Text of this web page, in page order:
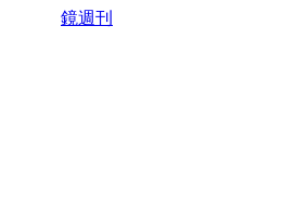
鏡週刊